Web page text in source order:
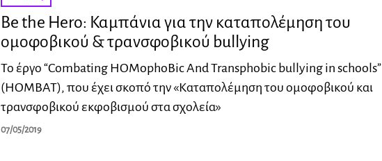
Be the Hero: Καμπάνια για την καταπολέμηση του
ομοφοβικού & τρανσφοβικού bullying
Το έργο “Combating HOMophoBic And Transphobic bullying in schools”
(HOMBAT), που έχει σκοπό την «Καταπολέμηση του ομοφοβικού και
τρανσφοβικού εκφοβισμού στα σχολεία»
07/05/2019